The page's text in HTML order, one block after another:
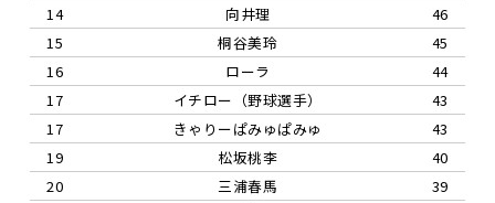
14
向井理
46
15
桐谷美玲
45
16
ローラ
44
17
イチロー（野球選手）
43
17
きゃりーぱみゅぱみゅ
43
19
松坂桃李
40
20
三浦春馬
39